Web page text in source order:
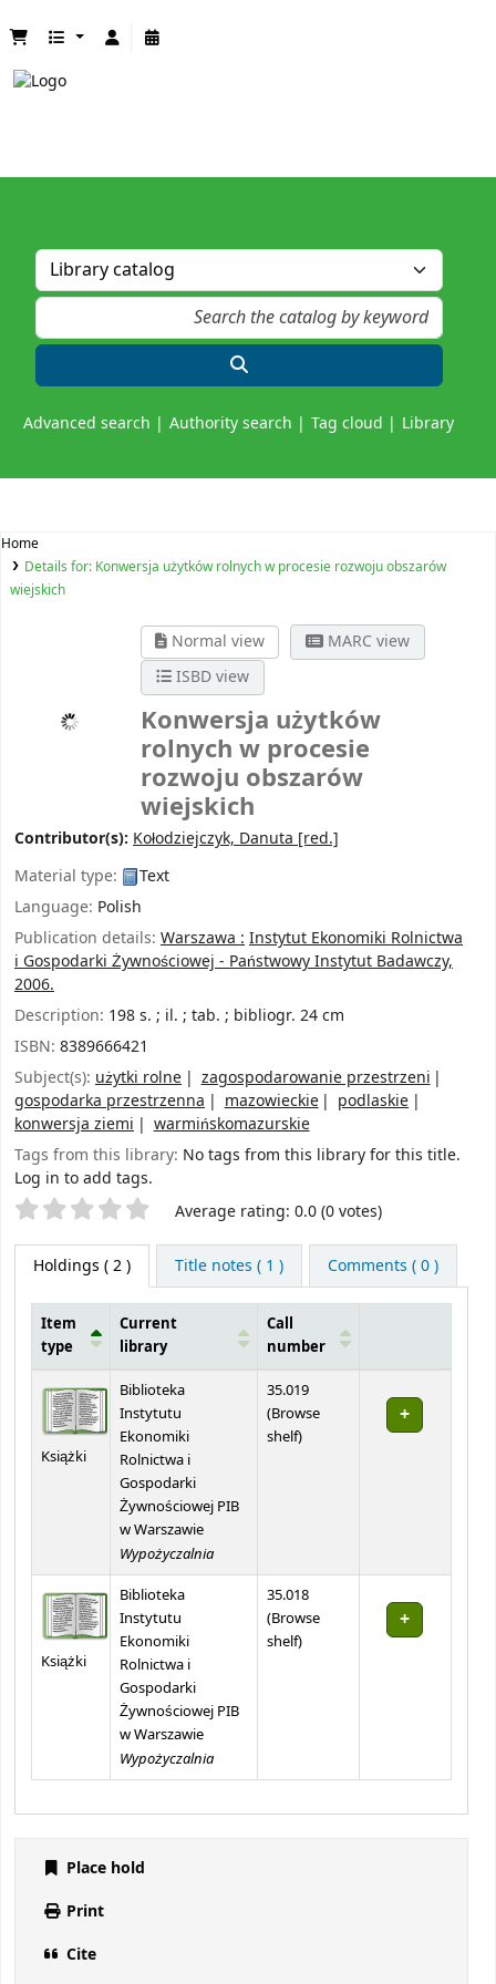
Advanced search Authority search Tag cloud Library
Home
Details for: Konwersja użytków rolnych w procesie rozwoju obszarów
wiejskich
Normal view
MARC view
ISBD view
Konwersja użytków
rolnych w procesie
rozwoju obszarów
wiejskich
Contributor(s): Kołodziejczyk, Danuta [red.]
Material type:
Text
Language: Polish
Publication details: Warszawa : Instytut Ekonomiki Rolnictwa
i Gospodarki Żywnościowej - Państwowy Instytut Badawczy,
2006.
Description: 198 s. ; il. ; tab. ; bibliogr. 24 cm
ISBN: 8389666421
Subject(s): użytki rolne
zagospodarowanie przestrzeni
gospodarka przestrzenna
mazowieckie
podlaskie
konwersja ziemi
warmińskomazurskie
Tags from this library: No tags from this library for this title.
Log in to add tags.
Star ratings Average rating: 0.0 (0 votes)
Holdings ( 2 ) Title notes ( 1 ) Comments ( 0 )
Item
type
Current
library
Call
number
Książki
Biblioteka
Instytutu
Ekonomiki
Rolnictwa i
Gospodarki
Żywnościowej PIB
w Warszawie
Wypożyczalnia
35.019
(Browse
shelf(Opens below)
)
Książki
Biblioteka
Instytutu
Ekonomiki
Rolnictwa i
Gospodarki
Żywnościowej PIB
w Warszawie
Wypożyczalnia
35.018
(Browse
shelf(Opens below)
)
Place hold
Print
Cite